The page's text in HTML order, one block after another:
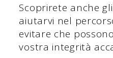
Scoprirete anche
aiutarvi nel
evitare che
vostra integrità